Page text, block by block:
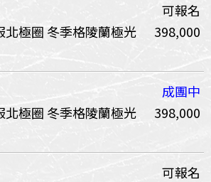
可報名
北極圈 冬季格陵蘭極光
398,000
成團中
北極圈 冬季格陵蘭極光
398,000
可報名